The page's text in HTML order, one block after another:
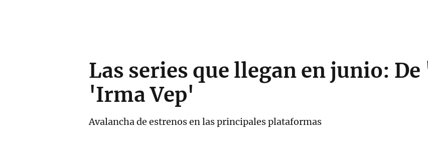
Las series que llegan en junio:
'Irma Vep'
Avalancha de estrenos en las principales plataformas